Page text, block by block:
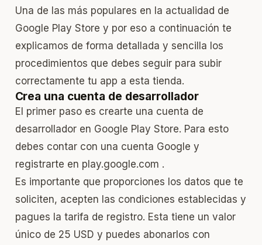
Una de las más populares en la actualidad de
Google Play Store y por eso a continuación te
explicamos de forma detallada y sencilla los
procedimientos que debes seguir para subir
correctamente tu app a esta tienda.
Crea una cuenta de desarrollador
El primer paso es crearte una cuenta de
desarrollador en Google Play Store. Para esto
debes contar con una cuenta Google y
registrarte en play.google.com .
Es importante que proporciones los datos que te
soliciten, acepten las condiciones establecidas y
pagues la tarifa de registro. Esta tiene un valor
único de 25 USD y puedes abonarlos con